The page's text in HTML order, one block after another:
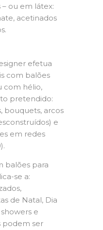
ou em látex:
acetinados
efetua
com balões
com hélio,
pretendido:
bouquets, arcos
e
em redes
balões para
se a:
de Natal, Dia
e
podem ser